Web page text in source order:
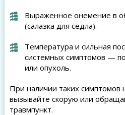
Выраженное онемение в
(салазка для седла).
Температура и сильная
системных симптомов —
или опухоль.
При наличии таких симптомов
вызывайте скорую или
травмпункт.